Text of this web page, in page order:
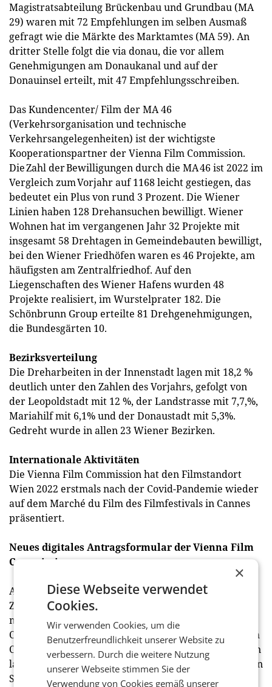
Magistratsabteilung Brückenbau und Grundbau (MA
29) waren mit 72 Empfehlungen im selben Ausmaß
gefragt wie die Märkte des Marktamtes (MA 59). An
dritter Stelle folgt die via donau, die vor allem
Genehmigungen am Donaukanal und auf der
Donauinsel erteilt, mit 47 Empfehlungsschreiben.
Das Kundencenter/ Film der MA 46
(Verkehrsorganisation und technische
Verkehrsangelegenheiten) ist der wichtigste
Kooperationspartner der Vienna Film Commission.
Die Zahl der Bewilligungen durch die MA 46 ist 2022 im
Vergleich zum Vorjahr auf 1168 leicht gestiegen, das
bedeutet ein Plus von rund 3 Prozent. Die Wiener
Linien haben 128 Drehansuchen bewilligt. Wiener
Wohnen hat im vergangenen Jahr 32 Projekte mit
insgesamt 58 Drehtagen in Gemeindebauten bewilligt,
bei den Wiener Friedhöfen waren es 46 Projekte, am
häufigsten am Zentralfriedhof. Auf den
Liegenschaften des Wiener Hafens wurden 48
Projekte realisiert, im Wurstelprater 182. Die
Schönbrunn Group erteilte 81 Drehgenehmigungen,
die Bundesgärten 10.
Bezirksverteilung
Die Dreharbeiten in der Innenstadt lagen mit 18,2 %
deutlich unter den Zahlen des Vorjahrs, gefolgt von
der Leopoldstadt mit 12 %, der Landstrasse mit 7,7,%,
Mariahilf mit 6,1% und der Donaustadt mit 5,3%.
Gedreht wurde in allen 23 Wiener Bezirken.
Internationale Aktivitäten
Die Vienna Film Commission hat den Filmstandort
Wien 2022 erstmals nach der Covid-Pandemie wieder
auf dem Marché du Film des Filmfestivals in Cannes
präsentiert.
Neues digitales Antragsformular der Vienna Film
Commission
Anträge für Drehgenehmigungen im
Zuständigkeitsbereich der Wiener Stadtverwaltung
müssen grundsätzlich über die Vienna Film
Commission gestellt werden. 2022 hat die Vienna Film
Commission eine neue digitale Applikation entwickeln
lassen, mit dem der Antragsprozess neuesten digitalen
Standards entspricht. Das neue digitale
×
Diese Webseite verwendet
Cookies.
Wir verwenden Cookies, um die
Benutzerfreundlichkeit unserer Website zu
verbessern. Durch die weitere Nutzung
unserer Webseite stimmen Sie der
Verwendung von Cookies gemäß unserer